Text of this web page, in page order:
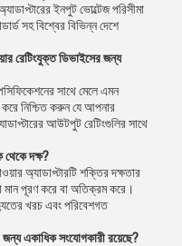
ইনপুট ভোল্টেজ পরিসীমা
সহ বিশ্বের বিভিন্ন দেশে
রেটিংযুক্ত ডিভাইসের জন্য
সাথে মেলে এমন
করে নিশ্চিত করুন যে আপনার
আউটপুট রেটিংগুলির সাথে
থেকে দক্ষ?
অ্যাডাপ্টারটি শক্তির দক্ষতার
মান পূরণ করে বা অতিক্রম করে।
খরচ এবং পরিবেশগত
একাধিক সংযোগকারী রয়েছে?